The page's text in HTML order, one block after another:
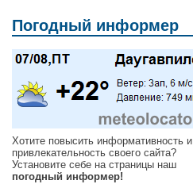
Погодный информер
Хотите повысить информативность и
привлекательность своего сайта?
Установите себе на страницы наш
погодный информер!